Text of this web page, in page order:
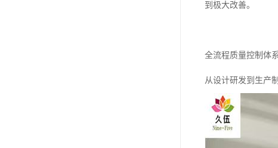
到极大改善。
全流程质量控制体
从设计研发到生产